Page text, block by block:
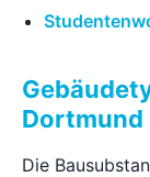
Dortmund
Die